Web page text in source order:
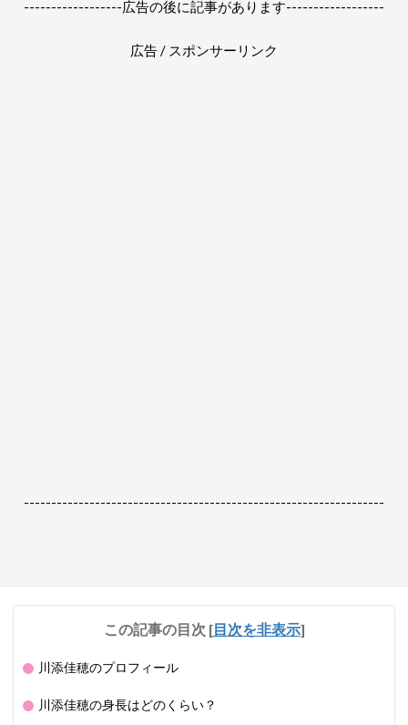
------------------広告の後に記事があります------------------
広告 / スポンサーリンク
------------------------------------------------------------------
この記事の目次 [目次を非表示]
川添佳穂のプロフィール
川添佳穂の身長はどのくらい？